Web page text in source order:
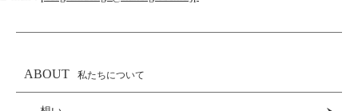
ABOUT 私たちについて